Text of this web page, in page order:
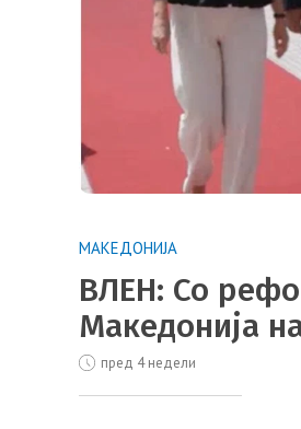
МАКЕДОНИЈА
ВЛЕН: Со
Македонија
пред 4 недели